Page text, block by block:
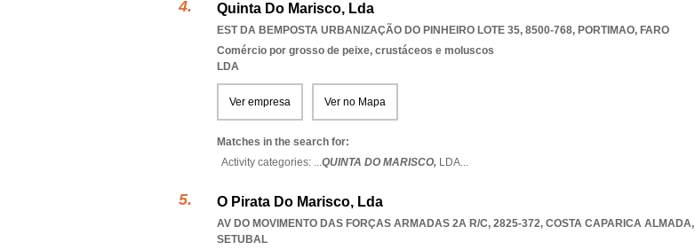
Quinta Do Marisco, Lda
EST DA BEMPOSTA URBANIZAÇÃO DO PINHEIRO LOTE 35, 8500-768, PORTIMAO, FARO
Comércio por grosso de peixe, crustáceos e moluscos
LDA
Ver empresa Ver no Mapa
Matches in the search for:
Activity categories: ...QUINTA DO MARISCO, LDA...
O Pirata Do Marisco, Lda
AV DO MOVIMENTO DAS FORÇAS ARMADAS 2A R/C, 2825-372, COSTA CAPARICA ALMADA,
SETUBAL